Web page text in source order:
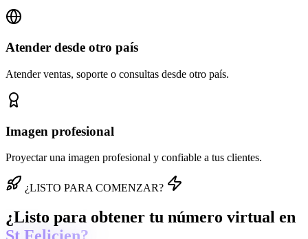
Atender desde otro país
Atender ventas, soporte o consultas desde otro país.
Imagen profesional
Proyectar una imagen profesional y confiable a tus clientes.
¿LISTO PARA COMENZAR?
¿Listo para obtener tu número virtual en